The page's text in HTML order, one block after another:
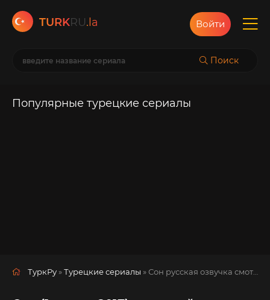
TURKRU.la
Поиск
Войти
Популярные турецкие сериалы
ТуркРу »Турецкие сериалы » Сон русская озвучка смотреть полностью онлайн!